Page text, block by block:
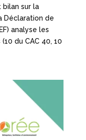
sur la
Déclaration de
analyse les
du CAC 40, 10